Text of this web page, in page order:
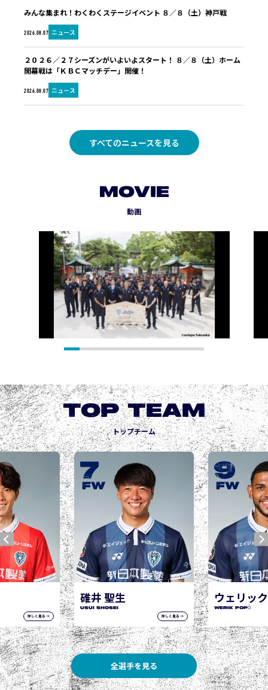
2026.08.07 ニュース
みんな集まれ！わくわくステージイベント ８／８（土）神戸戦
2026.08.07 ニュース
２０２６／２７シーズンがいよいよスタート！ ８／８（土）ホーム
開幕戦は「ＫＢＣマッチデー」開催！
すべてのニュースを見る
MOVIE
動画
TOP TEAM
トップチーム
詳しく見る →
ウェリック ポポ
WERIK POPÓ
詳しく見る →
9
FW
城後 寿
JOGO Hisashi
10
FW
全選手を見る